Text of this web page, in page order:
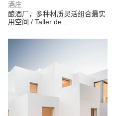
酒庄
酿酒厂，多种材质灵活组合最实
用空间 / Taller de